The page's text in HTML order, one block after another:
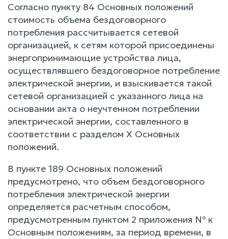
Согласно пункту 84 Основных положений
стоимость объема бездоговорного
потребления рассчитывается сетевой
организацией, к сетям которой присоединены
энергопринимающие устройства лица,
осуществлявшего бездоговорное потребление
электрической энергии, и взыскивается такой
сетевой организацией с указанного лица на
основании акта о неучтенном потреблении
электрической энергии, составленного в
соответствии с разделом X Основных
положений.
В пункте 189 Основных положений
предусмотрено, что объем бездоговорного
потребления электрической энергии
определяется расчетным способом,
предусмотренным пунктом 2 приложения № к
Основным положениям, за период времени, в